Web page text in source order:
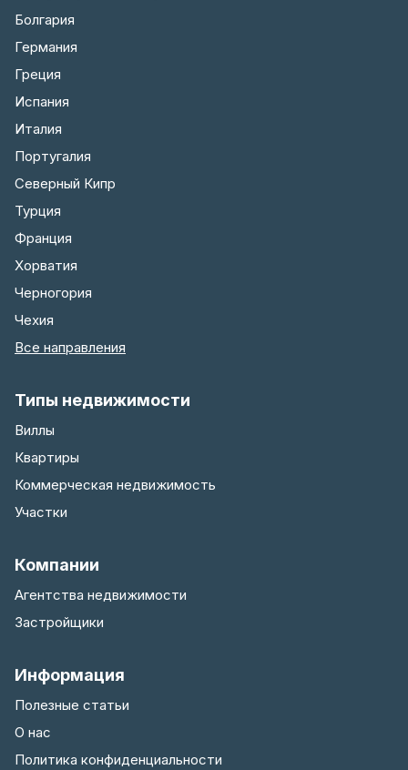
Болгария
Германия
Греция
Испания
Италия
Португалия
Северный Кипр
Турция
Франция
Хорватия
Черногория
Чехия
Все направления
Типы недвижимости
Виллы
Квартиры
Коммерческая недвижимость
Участки
Компании
Агентства недвижимости
Застройщики
Информация
Полезные статьи
О нас
Политика конфиденциальности